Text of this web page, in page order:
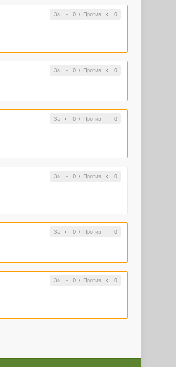
За 0/ Против 0
За 0/ Против 0
За 0/ Против 0
За 0/ Против 0
За 0/ Против 0
За 0/ Против 0